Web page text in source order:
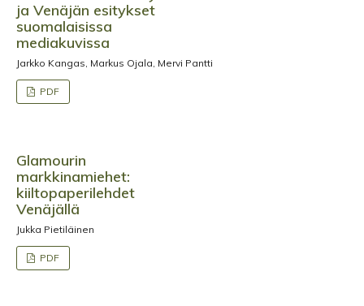
ja Venäjän esitykset
suomalaisissa
mediakuvissa
Jarkko Kangas, Markus Ojala, Mervi Pantti
PDF
Glamourin
markkinamiehet:
kiiltopaperilehdet
Venäjällä
Jukka Pietiläinen
PDF